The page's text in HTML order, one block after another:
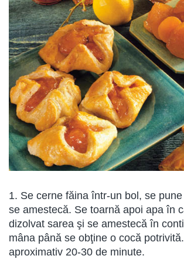
1. Se cerne făina într-un bol, se
se amestecă. Se toarnă apoi apa în
dizolvat sarea şi se amestecă în
mâna până se obţine o cocă
aproximativ 20-30 de minute.